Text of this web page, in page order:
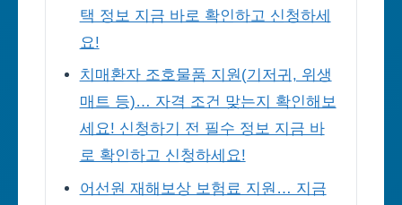
택 정보 지금 바로 확인하고 신청하세
요!
치매환자 조호물품 지원(기저귀, 위생
매트 등)… 자격 조건 맞는지 확인해보
세요! 신청하기 전 필수 정보 지금 바
로 확인하고 신청하세요!
어선원 재해보상 보험료 지원… 지금